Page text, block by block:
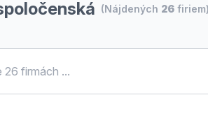
(Nájdených 26